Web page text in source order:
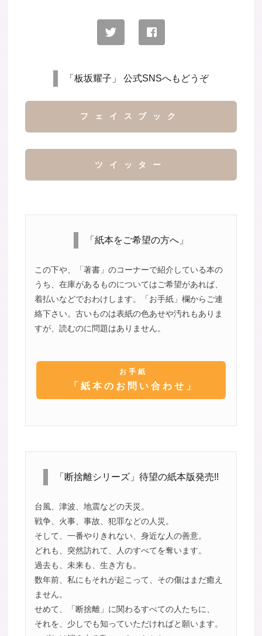
「板坂耀子」 公式SNSへもどうぞ
フェイスブック
ツイッター
「紙本をご希望の方へ」
この下や、「著書」のコーナーで紹介している本の
うち、在庫があるものについてはご希望があれば、
着払いなどでおわけします。「お手紙」欄からご連
絡下さい。古いものは表紙の色あせや汚れもありま
すが、読むのに問題はありません。
お手紙
「紙本のお問い合わせ」
「断捨離シリーズ」待望の紙本版発売!!
台風、津波、地震などの天災。
戦争、火事、事故、犯罪などの人災。
そして、一番やりきれない、身近な人の善意。
どれも、突然訪れて、人のすべてを奪います。
過去も、未来も、生き方も。
数年前、私にもそれが起こって、その傷はまだ癒え
ません。
せめて、「断捨離」に関わるすべての人たちに、
それを、少しでも知っていただければと願います。